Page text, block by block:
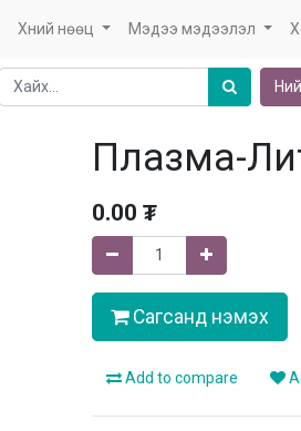
Хүний нөөц Мэдээ мэдээлэл
Плазма-
0.00 ₮
Сагсанд нэмэх
Add to compare